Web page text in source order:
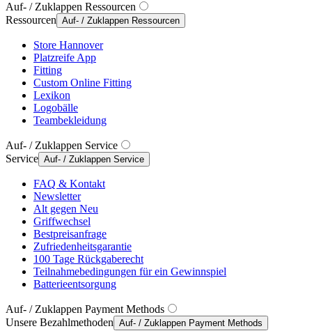
Auf- / Zuklappen Ressourcen
Ressourcen Auf- / Zuklappen Ressourcen
Store Hannover
Platzreife App
Fitting
Custom Online Fitting
Lexikon
Logobälle
Teambekleidung
Auf- / Zuklappen Service
Service Auf- / Zuklappen Service
FAQ & Kontakt
Newsletter
Alt gegen Neu
Griffwechsel
Bestpreisanfrage
Zufriedenheitsgarantie
100 Tage Rückgaberecht
Teilnahmebedingungen für ein Gewinnspiel
Batterieentsorgung
Auf- / Zuklappen Payment Methods
Unsere Bezahlmethoden Auf- / Zuklappen Payment Methods